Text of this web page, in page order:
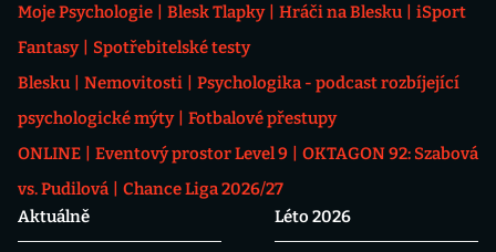
Moje Psychologie Blesk Tlapky Hráči na Blesku
iSport
Fantasy
Spotřebitelské testy
Blesku
Nemovitosti
Psychologika - podcast rozbíjející
psychologické mýty
Fotbalové přestupy
ONLINE
Eventový prostor Level 9
OKTAGON 92: Szabová
vs. Pudilová
Chance Liga 2026/27
Aktuálně
Léto 2026